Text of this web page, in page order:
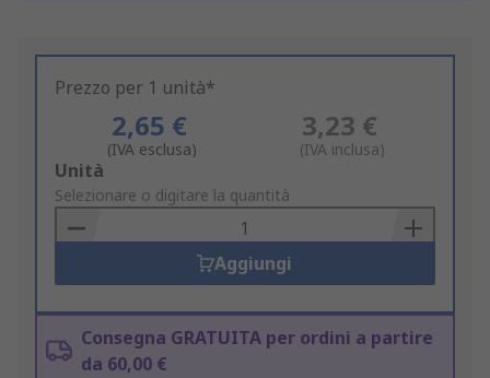
Prezzo per 1 unità*
2,65 €
(IVA esclusa)
3,23 €
(IVA inclusa)
Add
to
Basket
Unità
Selezionare o digitare la quantità
Aggiungi
Consegna GRATUITA per ordini a partire
da 60,00 €